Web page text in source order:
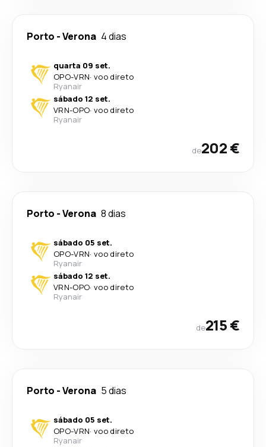
Porto -Verona 4 dias
quarta 09 set.
OPO-VRN· voo direto
Ryanair
sábado 12 set.
VRN-OPO· voo direto
Ryanair
de202 €
Porto -Verona 8 dias
sábado 05 set.
OPO-VRN· voo direto
Ryanair
sábado 12 set.
VRN-OPO· voo direto
Ryanair
de215 €
Porto -Verona 5 dias
sábado 05 set.
OPO-VRN· voo direto
Ryanair